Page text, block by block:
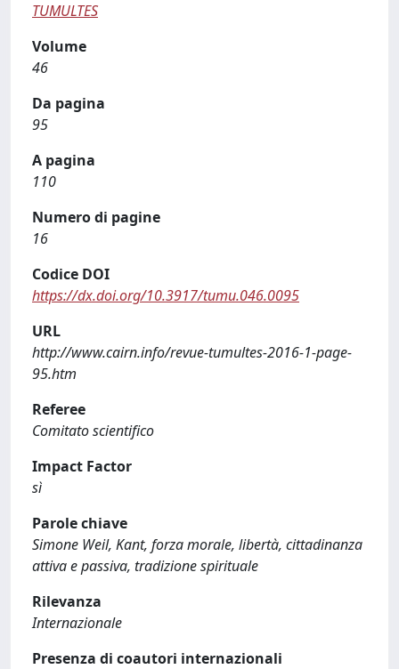
TUMULTES
Volume
46
Da pagina
95
A pagina
110
Numero di pagine
16
Codice DOI
https://dx.doi.org/10.3917/tumu.046.0095
URL
http://www.cairn.info/revue-tumultes-2016-1-page-
95.htm
Referee
Comitato scientifico
Impact Factor
sì
Parole chiave
Simone Weil, Kant, forza morale, libertà, cittadinanza
attiva e passiva, tradizione spirituale
Rilevanza
Internazionale
Presenza di coautori internazionali